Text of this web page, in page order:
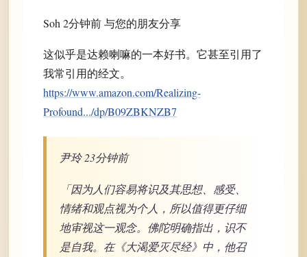
Soh 2分钟前 与您的朋友分享
这似乎是达赖喇嘛的一本好书。它甚至引用了
我常引用的经文。
https://www.amazon.com/Realizing-
Profound.../dp/B09ZBKNZB7
尹玲 23分钟前
「因为人们容易将识及其思想、感受、
情绪和观点视为个人，所以值得更仔细
地审视这一观念。佛陀明确指出，识不
是自我。在《大渴爱灭尽经》中，他召